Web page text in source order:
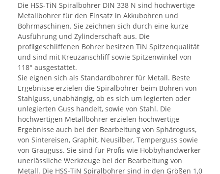
Die HSS-TiN Spiralbohrer DIN 338 N sind hochwertige
Metallbohrer für den Einsatz in Akkubohren und
Bohrmaschinen. Sie zeichnen sich durch eine kurze
Ausführung und Zylinderschaft aus. Die
profilgeschliffenen Bohrer besitzen TiN Spitzenqualität
und sind mit Kreuzanschliff sowie Spitzenwinkel von
118° ausgestattet.
Sie eignen sich als Standardbohrer für Metall. Beste
Ergebnisse erzielen die Spiralbohrer beim Bohren von
Stahlguss, unabhängig, ob es sich um legierten oder
unlegierten Guss handelt, sowie von Stahl. Die
hochwertigen Metallbohrer erzielen hochwertige
Ergebnisse auch bei der Bearbeitung von Sphäroguss,
von Sintereisen, Graphit, Neusilber, Temperguss sowie
von Grauguss. Sie sind für Profis wie Hobbyhandwerker
unerlässliche Werkzeuge bei der Bearbeitung von
Metall. Die HSS-TiN Spiralbohrer sind in den Größen 1,0